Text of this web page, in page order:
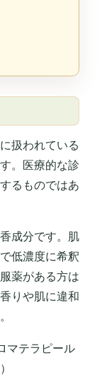
扱われている
。医療的な診
るものではあ
成分です。肌
低濃度に希釈
薬がある方は
りや肌に違和
テラピール
）